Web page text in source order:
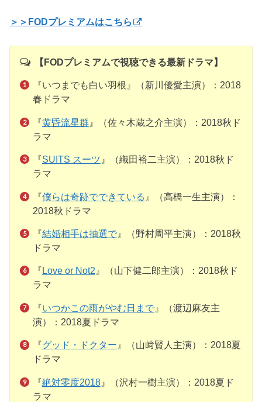
＞＞FODプレミアムはこちら
【FODプレミアムで視聴できる最新ドラマ】
『いつまでも白い羽根』（新川優愛主演）：2018
春ドラマ
『黄昏流星群』（佐々木蔵之介主演）：2018秋ド
ラマ
『SUITS スーツ 』（織田裕二主演）：2018秋ド
ラマ
『僕らは奇跡でできている 』（高橋一生主演）：
2018秋ドラマ
『結婚相手は抽選で』（野村周平主演）：2018秋
ドラマ
『 Love or Not2』（山下健二郎主演）：2018秋ド
ラマ
『いつかこの雨がやむ日まで』（渡辺麻友主
演）：2018夏ドラマ
『グッド・ドクター』（山﨑賢人主演）：2018夏
ドラマ
『絶対零度2018』（沢村一樹主演）：2018夏ド
ラマ